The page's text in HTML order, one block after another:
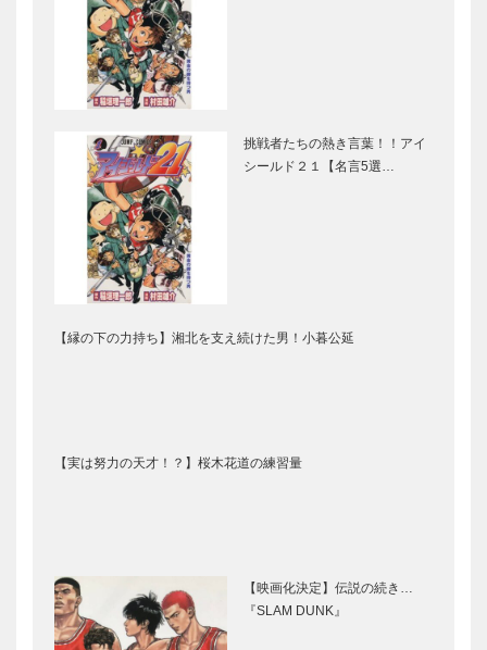
挑戦者たちの熱き言葉！！アイ
シールド２１【名言5選…
【縁の下の力持ち】湘北を支え続けた男！小暮公延
【実は努力の天才！？】桜木花道の練習量
【映画化決定】伝説の続き…
『SLAM DUNK』